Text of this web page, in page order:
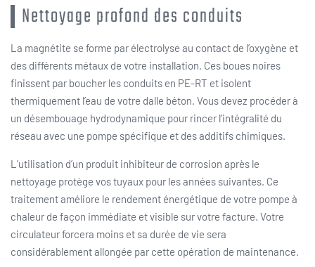
Nettoyage profond des conduits
La magnétite se forme par électrolyse au contact de l’oxygène et
des différents métaux de votre installation. Ces boues noires
finissent par boucher les conduits en PE-RT et isolent
thermiquement l’eau de votre dalle béton. Vous devez procéder à
un désembouage hydrodynamique pour rincer l’intégralité du
réseau avec une pompe spécifique et des additifs chimiques.
L’utilisation d’un produit inhibiteur de corrosion après le
nettoyage protège vos tuyaux pour les années suivantes. Ce
traitement améliore le rendement énergétique de votre pompe à
chaleur de façon immédiate et visible sur votre facture. Votre
circulateur forcera moins et sa durée de vie sera
considérablement allongée par cette opération de maintenance.